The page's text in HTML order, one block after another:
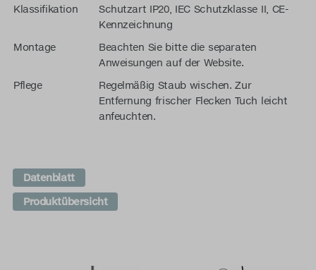
Klassifikation
Schutzart IP20, IEC Schutzklasse II, CE-
Kennzeichnung
Montage
Beachten Sie bitte die separaten
Anweisungen auf der Website.
Pflege
Regelmäßig Staub wischen. Zur
Entfernung frischer Flecken Tuch leicht
anfeuchten.
Datenblatt
Produktübersicht